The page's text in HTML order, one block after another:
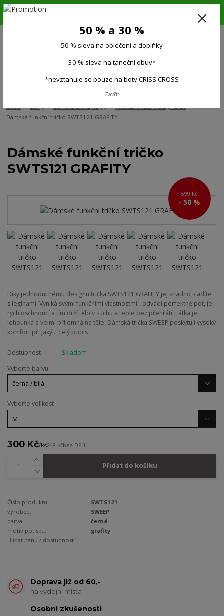
6.-16.8.26. DOVOLENÁ !!! 50 % SLEVA na všechno oblečení a doplňky !!!
(Po-Pá 9:00-15.00)
Úvod Ženy Dámská trička, topy
Funkční trička krátký rukáv
Dámské funkční tričko SWTS121 GRAFITY
Dámské funkční tričko
SWTS121 GRAFITY
599 Kč
- 50 %
Díky jednoduchému designu trička SWTS121 GRAFITY jej snadno sladíte
s legínami. Vyniká svými funkčními vlastnostmi - odvádí perfektně pot, je
rychloschnoucí a tím drží tělo v suchu a teple bez přehřátí. Látka je
lehounká a velmi příjemná na těle. Dámská trička SWEEP poskytují vysoký
komfort při jaký... celý popis
Dostupnost
Skladem
Vyberte barvu
Vyberte velikost
300 Kč/ks248 Kčbez DPH
Přidat do košíku
Číslo produktu:
SWTS121
výrobce:
SWEEP
barva:
černá
motiv potisku:
grafity
Hlídat cenu / dostupnost
Doprava již od 60,-
na výdejní místa
Osobní zkušenosti
50 % a 30 %
50 % sleva na oblečení a doplňky
30 % sleva na taneční obuv*
*nevztahuje se pouze na boty CRISS CROSS
Zavřít